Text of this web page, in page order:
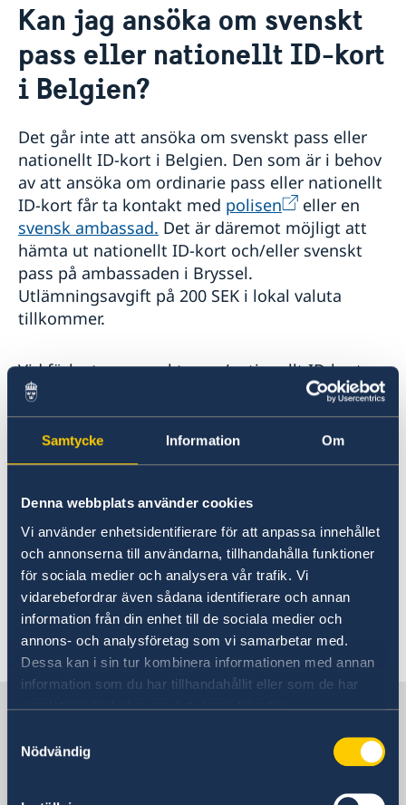
Samtycke Information Om
Denna webbplats använder cookies
Vi använder enhetsidentifierare för att anpassa innehållet
och annonserna till användarna, tillhandahålla funktioner
för sociala medier och analysera vår trafik. Vi
vidarebefordrar även sådana identifierare och annan
information från din enhet till de sociala medier och
annons- och analysföretag som vi samarbetar med.
Dessa kan i sin tur kombinera informationen med annan
information som du har tillhandahållit eller som de har
samlat in när du har använt deras tjänster.
Nödvändig
Tidsbokning
Om oss
Dataskyddspolicy (GDPR)
Så stöttar vi svenska företag
Vi är en resurs för svenska företag
Team Sweden
Så kan du få stöd
Svenska företag i Belgien och Luxemburg
Anmäl handelshinder
Nyheter
Kalendarium
Kan jag ansöka om svenskt
pass eller nationellt ID-kort
i Belgien?
Det går inte att ansöka om svenskt pass eller
nationellt ID-kort i Belgien. Den som är i behov
av att ansöka om ordinarie pass eller nationellt
ID-kort får ta kontakt med polisen
eller en
svensk ambassad. Det är däremot möjligt att
hämta ut nationellt ID-kort och/eller svenskt
pass på ambassaden i Bryssel.
Utlämningsavgift på 200 SEK i lokal valuta
tillkommer.
Vid förlust av svenskt pass/nationellt ID-kort
eller om giltighetstiden gått ut, alternativt om
passet är inlämnat till utländsk ambassad för
utfärdande av visering, går det att ansöka om
provisoriskt pass vid ambassaden i Bryssel. Det
Sverige, alternativt bosättningslandet och har
kort giltighetstid. Avgiften för provisoriska
passet är 1800 SEK i lokal valuta. Se mer
information under hjälp till svenskar utomlands
.
Senast uppdaterad 21 feb. 2023, 13.17
Sverige i Belgien